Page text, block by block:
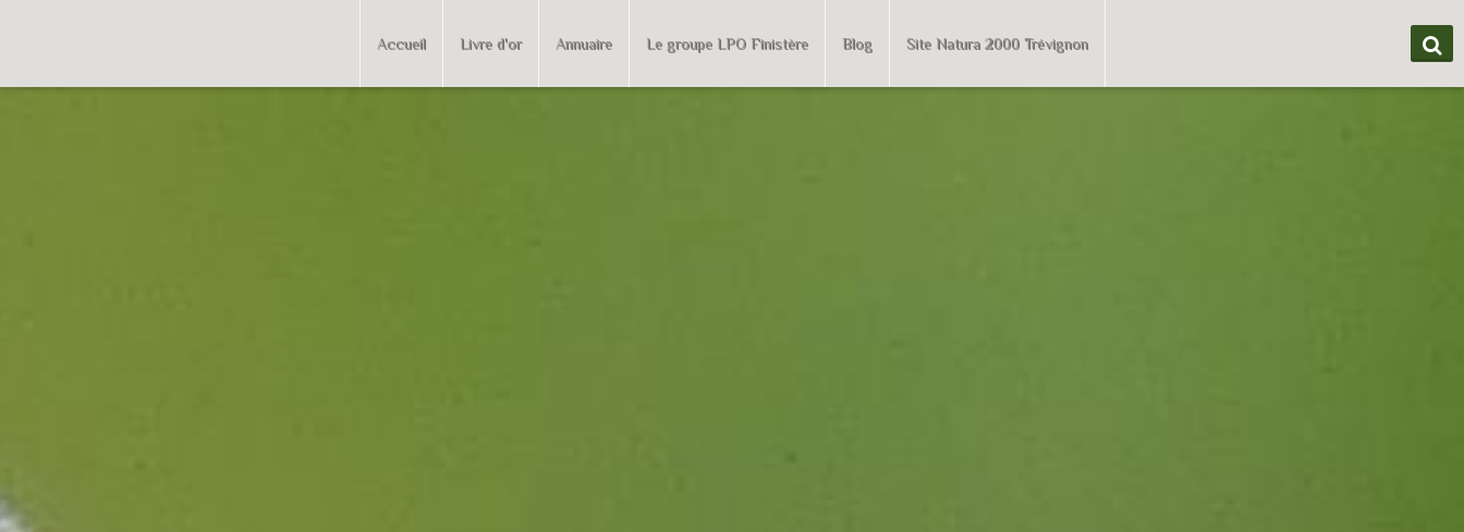
Accueil Livre d'or Annuaire Le groupe LPO Finistère Blog Site Natura 2000 Trévignon